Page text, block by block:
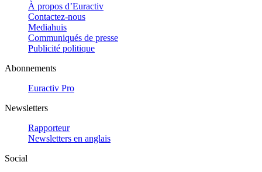
À propos d’Euractiv
Contactez-nous
Mediahuis
Communiqués de presse
Publicité politique
Abonnements
Euractiv Pro
Newsletters
Rapporteur
Newsletters en anglais
Social